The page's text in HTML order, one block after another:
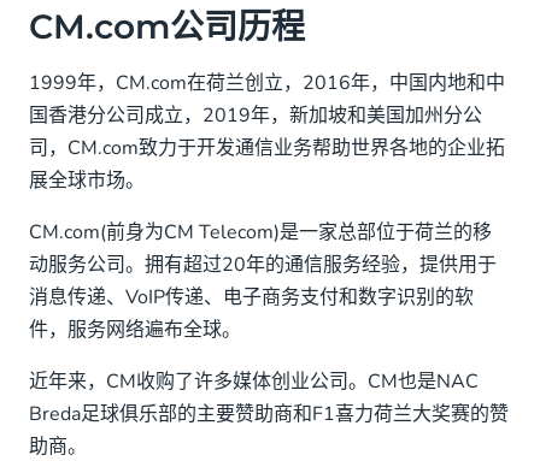
CM.com公司历程
1999年，CM.com在荷兰创立，2016年，中国内地和中
国香港分公司成立，2019年，新加坡和美国加州分公
司，CM.com致力于开发通信业务帮助世界各地的企业拓
展全球市场。
CM.com(前身为CM Telecom)是一家总部位于荷兰的移
动服务公司。拥有超过20年的通信服务经验，提供用于
消息传递、VoIP传递、电子商务支付和数字识别的软
件，服务网络遍布全球。
近年来，CM收购了许多媒体创业公司。CM也是NAC
Breda足球俱乐部的主要赞助商和F1喜力荷兰大奖赛的赞
助商。